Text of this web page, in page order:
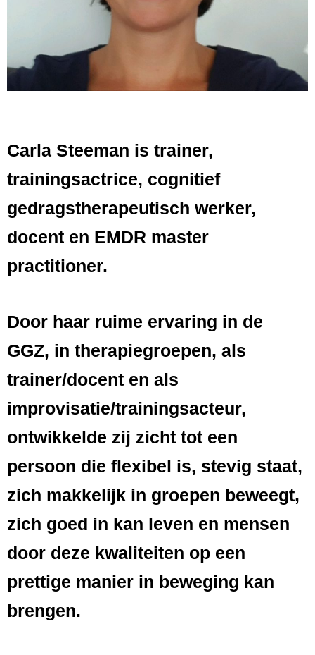
Carla Steeman is trainer,
trainingsactrice, cognitief
gedragstherapeutisch werker,
docent en EMDR master
practitioner.
Door haar ruime ervaring in de
GGZ, in therapiegroepen, als
trainer/docent en als
improvisatie/trainingsacteur,
ontwikkelde zij zicht tot een
persoon die flexibel is, stevig staat,
zich makkelijk in groepen beweegt,
zich goed in kan leven en mensen
door deze kwaliteiten op een
prettige manier in beweging kan
brengen.